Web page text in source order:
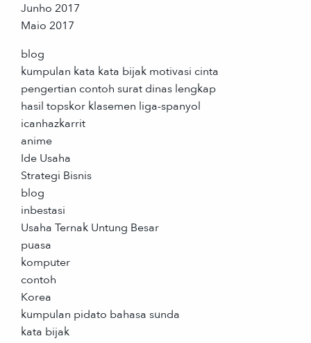
Junho 2017
Maio 2017
blog
kumpulan kata kata bijak motivasi cinta
pengertian contoh surat dinas lengkap
hasil topskor klasemen liga-spanyol
icanhazkarrit
anime
Ide Usaha
Strategi Bisnis
blog
inbestasi
Usaha Ternak Untung Besar
puasa
komputer
contoh
Korea
kumpulan pidato bahasa sunda
kata bijak